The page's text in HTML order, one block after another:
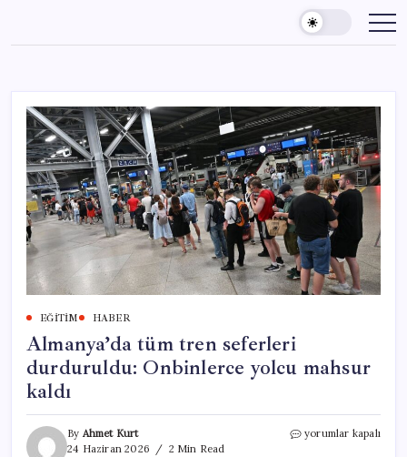
content
EĞITIM HABER
Almanya’da tüm tren seferleri
durduruldu: Onbinlerce yolcu mahsur
kaldı
By Ahmet Kurt
24 Haziran 2026
2 Min Read
Almanya’da
yorumlar kapalı